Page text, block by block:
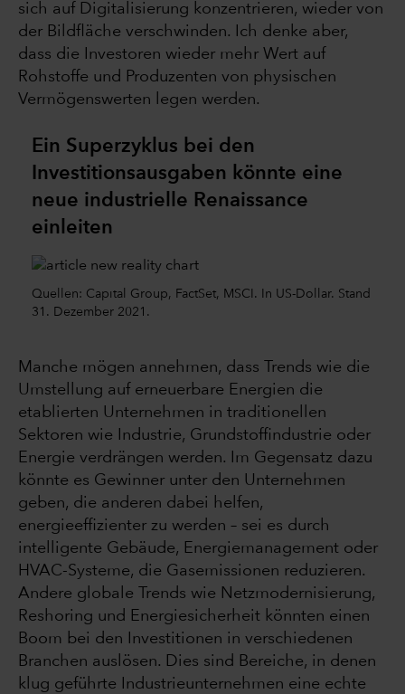
sich auf Digitalisierung konzentrieren, wieder von
der Bildfläche verschwinden. Ich denke aber,
dass die Investoren wieder mehr Wert auf
Rohstoffe und Produzenten von physischen
Vermögenswerten legen werden.
Ein Superzyklus bei den
Investitionsausgaben könnte eine
neue industrielle Renaissance
einleiten
Quellen: Capital Group, FactSet, MSCI. In US-Dollar. Stand
31. Dezember 2021.
Manche mögen annehmen, dass Trends wie die
Umstellung auf erneuerbare Energien die
etablierten Unternehmen in traditionellen
Sektoren wie Industrie, Grundstoffindustrie oder
Energie verdrängen werden. Im Gegensatz dazu
könnte es Gewinner unter den Unternehmen
geben, die anderen dabei helfen,
energieeffizienter zu werden – sei es durch
intelligente Gebäude, Energiemanagement oder
HVAC-Systeme, die Gasemissionen reduzieren.
Andere globale Trends wie Netzmodernisierung,
Reshoring und Energiesicherheit könnten einen
Boom bei den Investitionen in verschiedenen
Branchen auslösen. Dies sind Bereiche, in denen
klug geführte Industrieunternehmen eine echte